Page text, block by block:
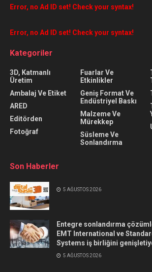
Error, no Ad ID set! Check your syntax!
Error, no Ad ID set! Check your syntax!
Kategoriler
3D, Katmanlı
Üretim
Ambalaj Ve Etiket
ARED
Editörden
Fotoğraf
Fuarlar Ve
Etkinlikler
Geniş Format Ve
Endüstriyel Baskı
Malzeme Ve
Mürekkep
Süsleme Ve
Sonlandırma
Son Haberler
5 AĞUSTOS 2026
Entegre sonlandırma
EMT International ve
Systems iş birliğini
5 AĞUSTOS 2026